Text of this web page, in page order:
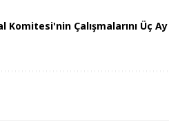
Komitesi'nin Çalışmalarını Üç